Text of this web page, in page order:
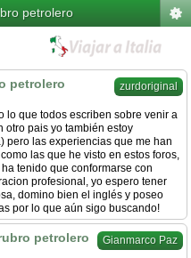
petrolero
zurdoriginal
petrolero
lo que todos escriben sobre venir a
otro pais yo también estoy
pero las experiencias que me han
las que he visto en estos foros,
tenido que conformarse con
profesional, yo espero tener
domino bien el inglés y poseo
por lo que aún sigo buscando!
Gianmarco Paz
petrolero